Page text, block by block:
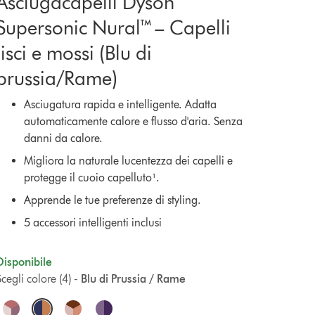
Nural™ – Capelli
e mossi (Blu di
Rame)
Asciugatura rapida e intelligente. Adatta
automaticamente calore e flusso d'aria. Senza
danni da calore.
Migliora la naturale lucentezza dei capelli e
protegge il cuoio capelluto¹.
Apprende le tue preferenze di styling.
5 accessori intelligenti inclusi
Blu di Prussia / Rame
colore (4) -